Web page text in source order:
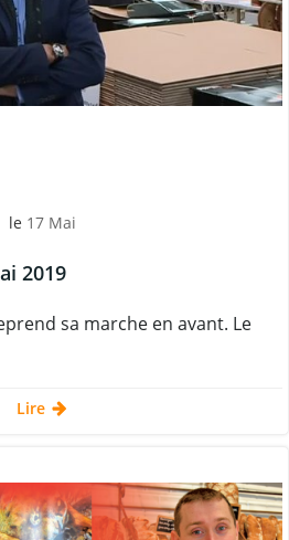
le 17 Mai
2019
sa marche en avant. Le
Lire